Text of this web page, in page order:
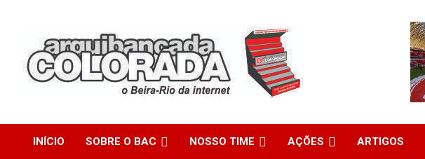
Arquibancada Colorada
INÍCIO SOBRE O BAC NOSSO TIME AÇÕES ARTIGOS